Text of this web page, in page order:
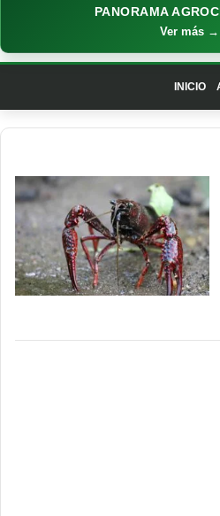
PANORAMA
Ver más →
INICIO